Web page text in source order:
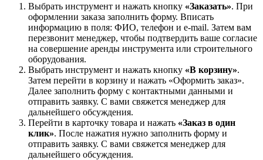
Выбрать инструмент и нажать кнопку «Заказать». При
оформлении заказа заполнить форму. Вписать
информацию в поля: ФИО, телефон и e-mail. Затем вам
перезвонит менеджер, чтобы подтвердить ваше согласие
на совершение аренды инструмента или строительного
оборудования.
Выбрать инструмент и нажать кнопку «В корзину».
Затем перейти в корзину и нажать «Оформить заказ».
Далее заполнить форму с контактными данными и
отправить заявку. С вами свяжется менеджер для
дальнейшего обсуждения.
Перейти в карточку товара и нажать «Заказ в один
клик». После нажатия нужно заполнить форму и
отправить заявку. С вами свяжется менеджер для
дальнейшего обсуждения.